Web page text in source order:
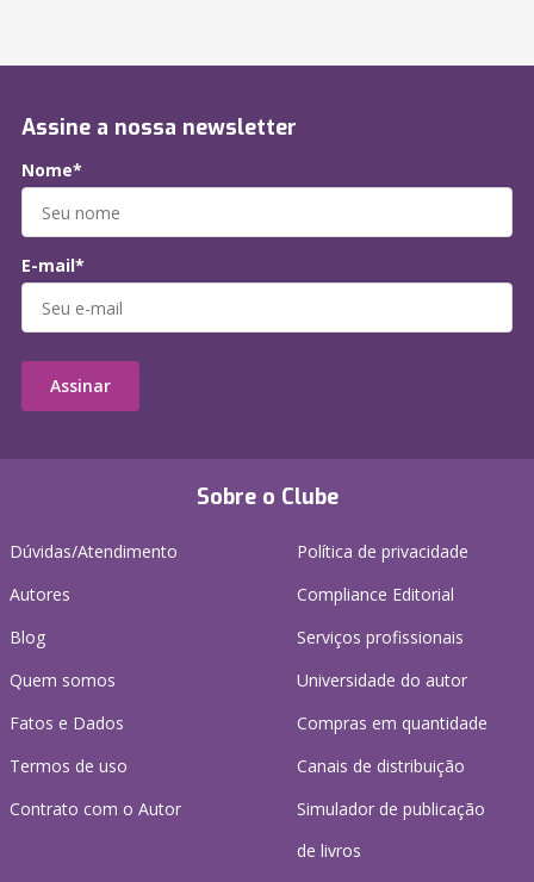
Sobre o Clube
Dúvidas/Atendimento
Autores
Blog
Quem somos
Fatos e Dados
Termos de uso
Contrato com o Autor
Política de privacidade
Compliance Editorial
Serviços profissionais
Universidade do autor
Compras em quantidade
Canais de distribuição
Simulador de publicação
de livros
Assine a nossa newsletter
Nome*
E-mail*
Assinar